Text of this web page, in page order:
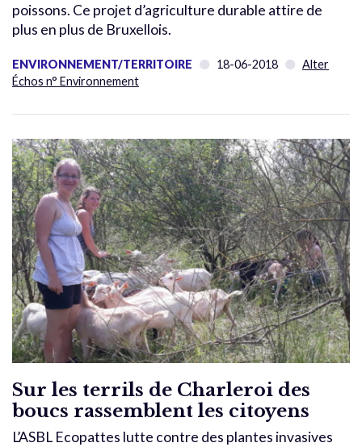
poissons. Ce projet d’agriculture durable attire de
plus en plus de Bruxellois.
ENVIRONNEMENT/TERRITOIRE 18-06-2018
Alter
Échos n° Environnement
Sur les terrils de Charleroi des
boucs rassemblent les citoyens
L’ASBL Ecopattes lutte contre des plantes invasives